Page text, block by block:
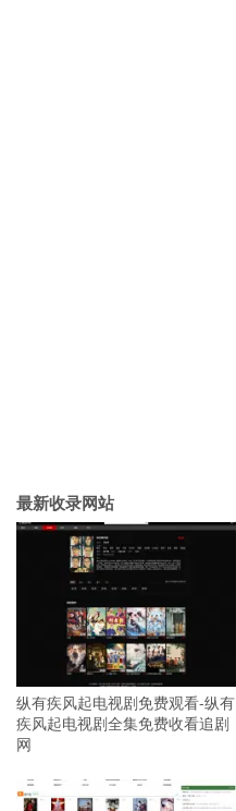
最新收录网站
纵有疾风起电视剧免费观看-纵有
疾风起电视剧全集免费收看追剧
网